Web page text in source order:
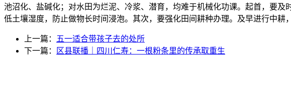
池沼化、盐碱化；对水田为烂泥、冷浆、潜育，均难于机械化功课。起首，要
低土壤湿度，防止做物长时间浸泡。其次，要强化田间耕种办理。及早进行中
上一篇： 五一适合带孩子去的处所
下一篇：
区县联播｜四川仁寿：一根粉条里的传承取重生